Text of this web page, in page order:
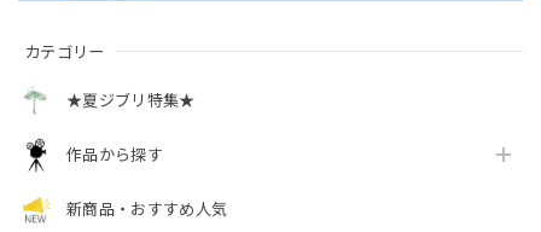
カテゴリー
★夏ジブリ特集★
作品から探す
新商品・おすすめ人気